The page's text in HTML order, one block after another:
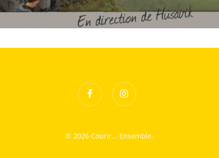
facebook instagram
© 2026 Courir... Ensemble.